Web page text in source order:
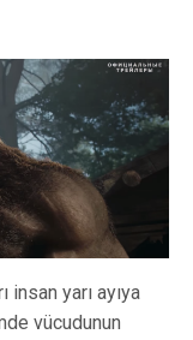
insan yarı ayıya
vücudunun